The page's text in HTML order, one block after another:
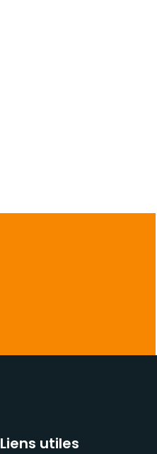
Liens utiles